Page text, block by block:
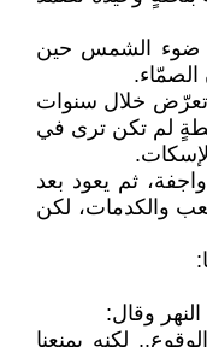
ضوء الشمس حين
تعرّض خلال سنوات
لم تكن ترى في
ثم يعود بعد
والكدمات، لكن
وقال:
لكنه يمنعنا